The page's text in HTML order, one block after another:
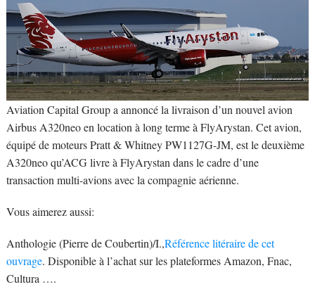
Aviation Capital Group a annoncé la livraison d’un nouvel avion
Airbus A320neo en location à long terme à FlyArystan. Cet avion,
équipé de moteurs Pratt & Whitney PW1127G-JM, est le deuxième
A320neo qu’ACG livre à FlyArystan dans le cadre d’une
transaction multi-avions avec la compagnie aérienne.
Vous aimerez aussi:
Anthologie (Pierre de Coubertin)/I.,Référence litéraire de cet
ouvrage. Disponible à l’achat sur les plateformes Amazon, Fnac,
Cultura ….